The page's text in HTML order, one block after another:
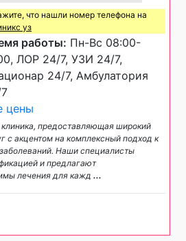
что нашли номер телефона на
уз
работы: Пн-Вс 08:00-
ЛОР 24/7, УЗИ 24/7,
24/7, Амбулатория
цены
предоставляющая широкий
с акцентом на комплексный подход к
Наши специалисты
и предлагают
лечения для кажд ...